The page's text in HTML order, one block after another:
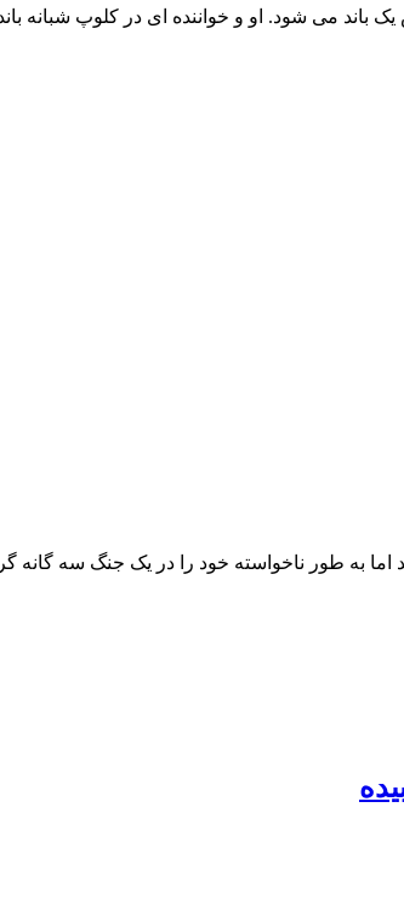
می شود. او و خواننده ای در کلوپ شبانه
اما به طور ناخواسته خود را در یک جنگ سه گانه